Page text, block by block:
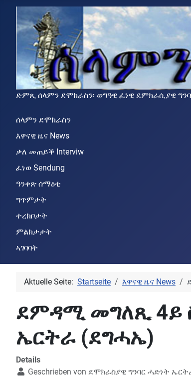
ድምጺ ሰላምን ደሞክራስን፡ ወግዓዊ ፈነዊ ደምክራሲያዊ ግንባር
ሰላምን ደሞክራስን
እዋናዊ ዜና News
ቃለ መጠይቕ Interviw
ፈነወ Sendung
ዓንቀጽ ሰማዕቲ
ግጥምታት
ተረክቦታት
ምልክታታት
ኣገባባት
Aktuelle Seite: Startseite እዋናዊ ዜና News
ደምዳሚ መግለጺ 4ይ
ኤርትራ (ደግሓኤ)
Details
Geschrieben von ደሞክራስያዊ ግንባር ሓድነት